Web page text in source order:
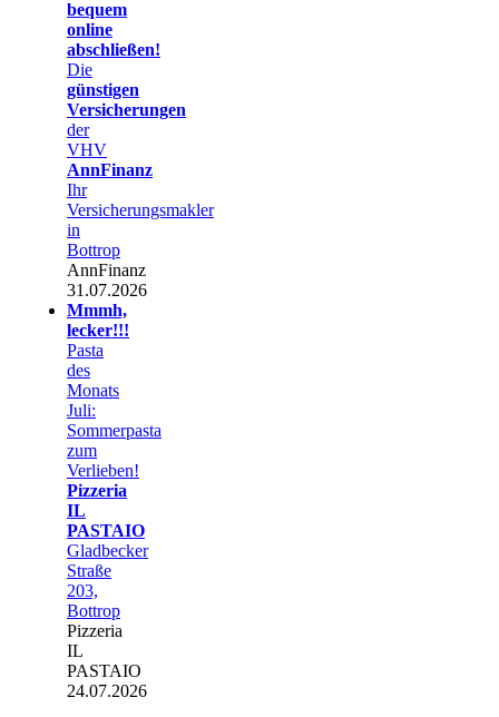
bequem
online
abschließen!
Die
günstigen
Versicherungen
der
VHV
AnnFinanz
Ihr
Versicherungsmakler
in
Bottrop
AnnFinanz
31.07.2026
Mmmh,
lecker!!!
Pasta
des
Monats
Juli:
Sommerpasta
zum
Verlieben!
Pizzeria
IL
PASTAIO
Gladbecker
Straße
203,
Bottrop
Pizzeria
IL
PASTAIO
24.07.2026